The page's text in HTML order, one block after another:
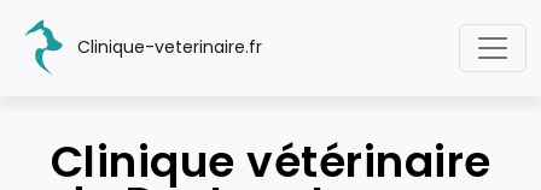
Clinique-veterinaire.fr
Clinique vétérinaire